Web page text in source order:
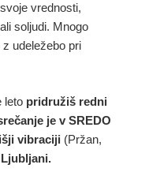
vrednosti,
soljudi. Mnogo
udeležebo pri
leto pridružiš redni
je v SREDO
vibraciji (Pržan,